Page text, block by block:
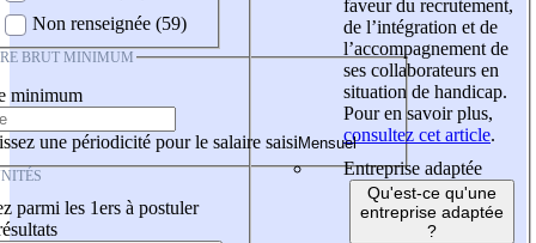
Non renseignée (59)
BRUT MINIMUM
minimum
une périodicité pour le salaire saisi
parmi les 1ers à postuler
faveur du recrutement,
de l’intégration et de
l’accompagnement de
ses collaborateurs en
situation de handicap.
Pour en savoir plus,
consultez cet article.
Entreprise adaptée
Qu'est-ce qu'une
entreprise adaptée
?